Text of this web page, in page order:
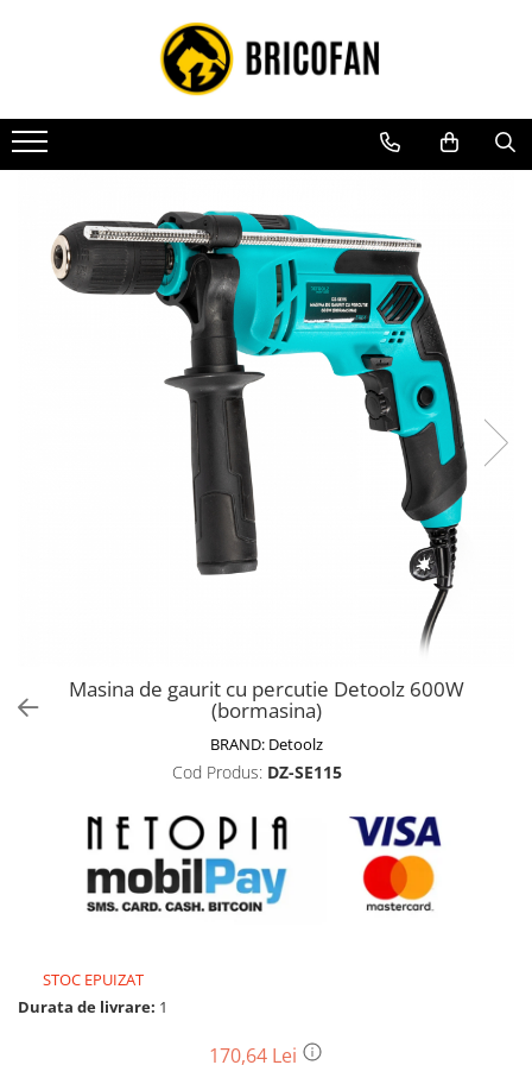
Toate Produsele
Vehicule electrice
Atv
Fără permis
Masini electrice
Piese de schimb vehicule electrice
Tricicluri cargo fara permis
Biciclete, trotinete, triciclete
Motoburghie si accesorii
Drujbe pe benzina
Drujbe cu acumulator
Consumabile drujbe, fierastraie
Unelte electrice busteni
Mori cereale si batoze porumb
Batoze - mori desfacat porumb
Masina de gaurit cu percutie Detoolz 600W
(bormasina)
BRAND: Detoolz
Cod Produs: DZ-SE115
STOC EPUIZAT
Durata de livrare: 1
170,64 Lei